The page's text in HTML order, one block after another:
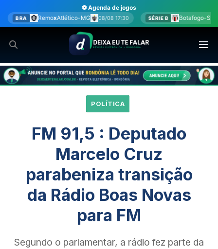
para
o
conteúdo
⚽ Agenda de jogos
MG
08/08 17:30 SÉRIE B Botafogo-SP xAmérica-MG 08/08
POLÍTICA
FM 91,5 : Deputado
Marcelo Cruz
parabeniza transição
da Rádio Boas Novas
para FM
Segundo o parlamentar, a rádio fez parte da